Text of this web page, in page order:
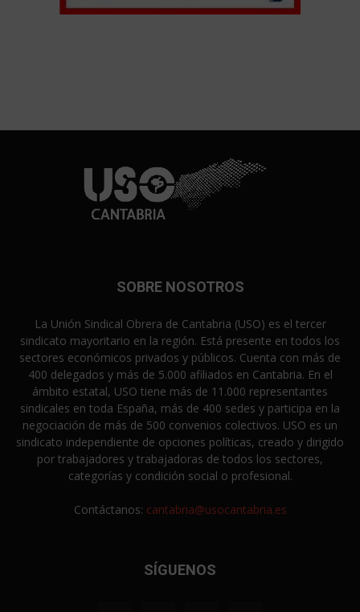
SOBRE NOSOTROS
La Unión Sindical Obrera de Cantabria (USO) es el tercer
sindicato mayoritario en la región. Está presente en todos los
sectores económicos privados y públicos. Cuenta con más de
400 delegados y más de 5.000 afiliados en Cantabria. En el
ámbito estatal, USO tiene más de 11.000 representantes
sindicales en toda España, más de 400 sedes y participa en la
negociación de más de 500 convenios colectivos. USO es un
sindicato independiente de opciones políticas, creado y dirigido
por trabajadores y trabajadoras de todos los sectores,
categorías y condición social o profesional.
Contáctanos: cantabria@usocantabria.es
SÍGUENOS